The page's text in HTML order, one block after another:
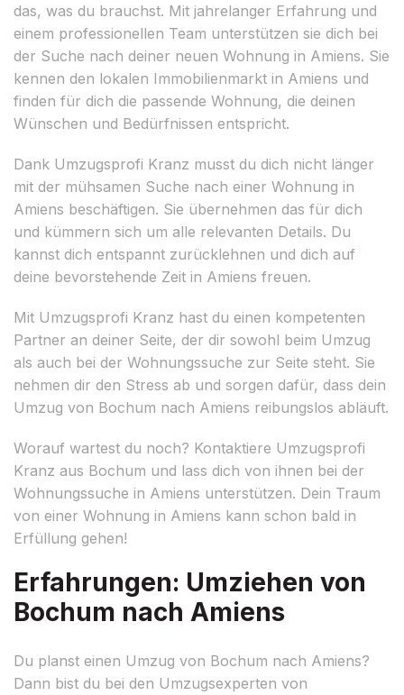
das, was du brauchst. Mit jahrelanger Erfahrung und
einem professionellen Team unterstützen sie dich bei
der Suche nach deiner neuen Wohnung in Amiens. Sie
kennen den lokalen Immobilienmarkt in Amiens und
finden für dich die passende Wohnung, die deinen
Wünschen und Bedürfnissen entspricht.
Dank Umzugsprofi Kranz musst du dich nicht länger
mit der mühsamen Suche nach einer Wohnung in
Amiens beschäftigen. Sie übernehmen das für dich
und kümmern sich um alle relevanten Details. Du
kannst dich entspannt zurücklehnen und dich auf
deine bevorstehende Zeit in Amiens freuen.
Mit Umzugsprofi Kranz hast du einen kompetenten
Partner an deiner Seite, der dir sowohl beim Umzug
als auch bei der Wohnungssuche zur Seite steht. Sie
nehmen dir den Stress ab und sorgen dafür, dass dein
Umzug von Bochum nach Amiens reibungslos abläuft.
Worauf wartest du noch? Kontaktiere Umzugsprofi
Kranz aus Bochum und lass dich von ihnen bei der
Wohnungssuche in Amiens unterstützen. Dein Traum
von einer Wohnung in Amiens kann schon bald in
Erfüllung gehen!
Erfahrungen: Umziehen von
Bochum nach Amiens
Du planst einen Umzug von Bochum nach Amiens?
Dann bist du bei den Umzugsexperten von